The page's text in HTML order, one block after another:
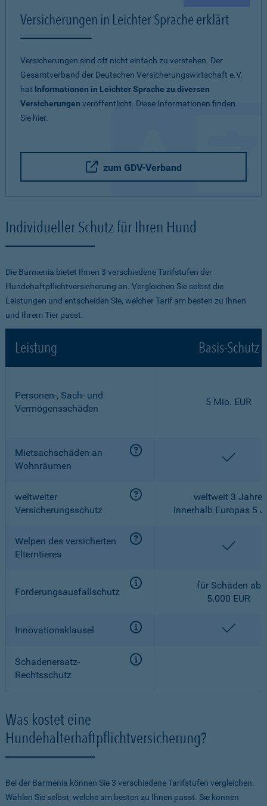
Versicherungen in Leichter Sprache erklärt
Versicherungen sind oft nicht einfach zu verstehen. Der
Gesamtverband der Deutschen Versicherungswirtschaft e.V.
hat Informationen in Leichter Sprache zu diversen
Versicherungen veröffentlicht. Diese Informationen finden
Sie hier.
zum GDV-Verband
Individueller Schutz für Ihren Hund
Die Barmenia bietet Ihnen 3 verschiedene Tarifstufen der
Hundehaftpflichtversicherung an. Vergleichen Sie selbst die
Leistungen und entscheiden Sie, welcher Tarif am besten zu Ihnen
und Ihrem Tier passt.
Leistung Basis-Schutz
Personen-, Sach- und
Vermögensschäden
5 Mio. EUR
Mietsachschäden an
Wohnräumen
weltweiter
Versicherungsschutz
weltweit 3 Jahre,
innerhalb Europas 5
Welpen des versicherten
Elterntieres
Forderungsausfallschutz
für Schäden ab
5.000 EUR
Innovationsklausel
Schadenersatz-
Rechtsschutz
Was kostet eine
Hundehalterhaftpflichtversicherung?
Bei der Barmenia können Sie 3 verschiedene Tarifstufen vergleichen.
Wählen Sie selbst, welche am besten zu Ihnen passt. Sie können